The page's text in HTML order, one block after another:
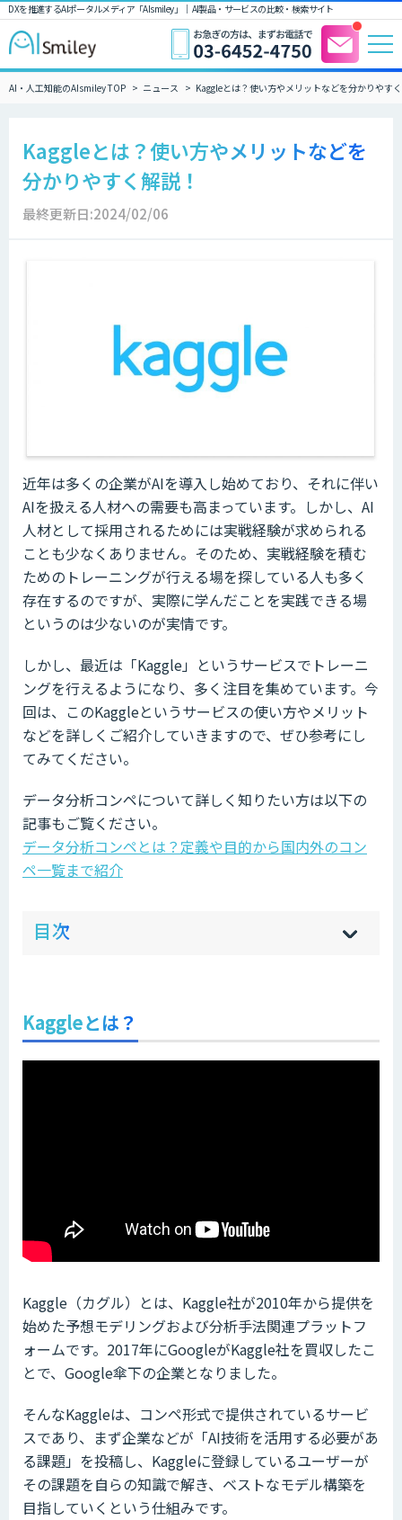
DXを推進するAIポータルメディア「AIsmiley」｜ AI製品・サービスの比較・検索サイト
AI・人工知能のAIsmiley TOP ニュース Kaggleとは？使い方やメリットなどを分かりやす
Kaggleとは？使い方やメリットなどを
分かりやすく解説！
最終更新日:2024/02/06
近年は多くの企業がAIを導入し始めており、それに伴い
AIを扱える人材への需要も高まっています。しかし、AI
人材として採用されるためには実戦経験が求められる
ことも少なくありません。そのため、実戦経験を積む
ためのトレーニングが行える場を探している人も多く
存在するのですが、実際に学んだことを実践できる場
というのは少ないのが実情です。
しかし、最近は「Kaggle」というサービスでトレーニ
ングを行えるようになり、多く注目を集めています。今
回は、このKaggleというサービスの使い方やメリット
などを詳しくご紹介していきますので、ぜひ参考にし
てみてください。
データ分析コンペについて詳しく知りたい方は以下の
記事もご覧ください。
データ分析コンペとは？定義や目的から国内外のコン
ペ一覧まで紹介
目次 hi
]
sh
]
Kaggleとは？
Kaggle（カグル）とは、Kaggle社が2010年から提供を
始めた予想モデリングおよび分析手法関連プラットフ
ォームです。2017年にGoogleがKaggle社を買収したこ
とで、Google傘下の企業となりました。
そんなKaggleは、コンペ形式で提供されているサービ
スであり、まず企業などが「AI技術を活用する必要があ
る課題」を投稿し、Kaggleに登録しているユーザーが
その課題を自らの知識で解き、ベストなモデル構築を
目指していくという仕組みです。